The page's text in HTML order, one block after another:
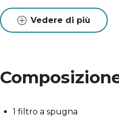
Vedere di più
1 filtro a spugna